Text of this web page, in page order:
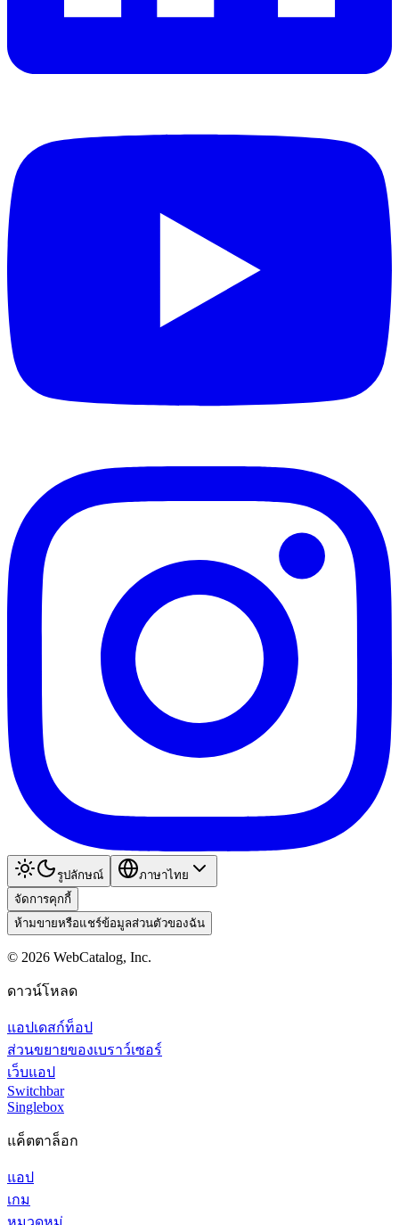
รูปลักษณ์
ภาษาไทย
จัดการคุกกี้
ห้ามขายหรือแชร์ข้อมูลส่วนตัวของฉัน
© 2026 WebCatalog, Inc.
ดาวน์โหลด
แอปเดสก์ท็อป
ส่วนขยายของเบราว์เซอร์
เว็บแอป
Switchbar
Singlebox
แค็ตตาล็อก
แอป
เกม
หมวดหมู่